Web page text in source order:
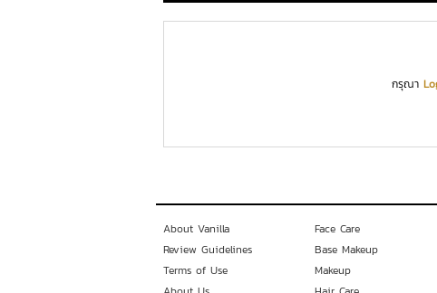
กรุณา
About Vanilla
Review Guidelines
Terms of Use
Face Care
Base Makeup
Makeup